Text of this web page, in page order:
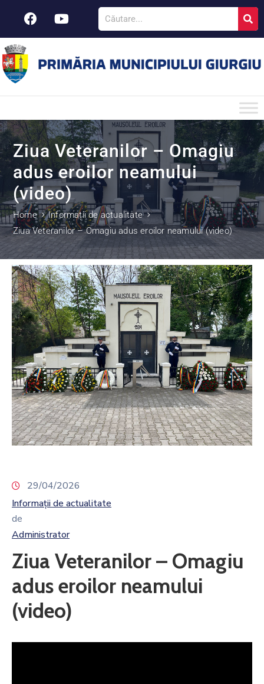
Ziua Veteranilor – Omagiu
adus eroilor neamului
(video)
Home
Informații de actualitate
Ziua Veteranilor – Omagiu adus eroilor neamului (video)
29/04/2026
Informații de actualitate
de
Administrator
Ziua Veteranilor – Omagiu
adus eroilor neamului
(video)